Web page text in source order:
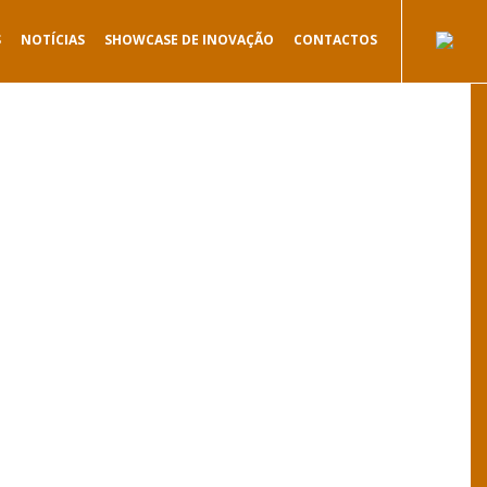
NOTÍCIAS SHOWCASE DE INOVAÇÃO CONTACTOS